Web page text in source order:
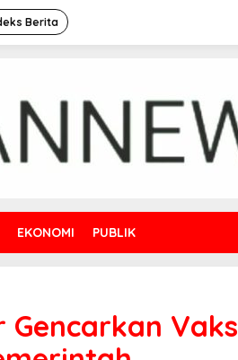
Berita
EKONOMI PUBLIK
Gencarkan